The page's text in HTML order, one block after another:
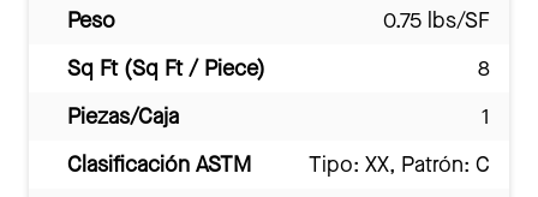
Peso
0.75 lbs/SF
Sq Ft (Sq Ft / Piece)
8
Piezas/Caja
1
Clasificación ASTM
Tipo: XX, Patrón: C